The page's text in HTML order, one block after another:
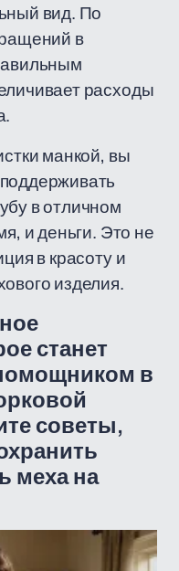
вид. По
в
расходы
манкой, вы
в отличном
и деньги. Это не
в красоту и
изделия.
станет
в
советы,
меха на